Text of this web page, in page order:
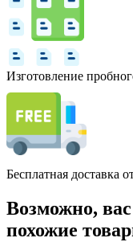
Изготовление
Бесплатная доставка
Возможно,
похожие